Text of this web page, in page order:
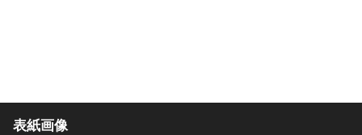
表紙画像